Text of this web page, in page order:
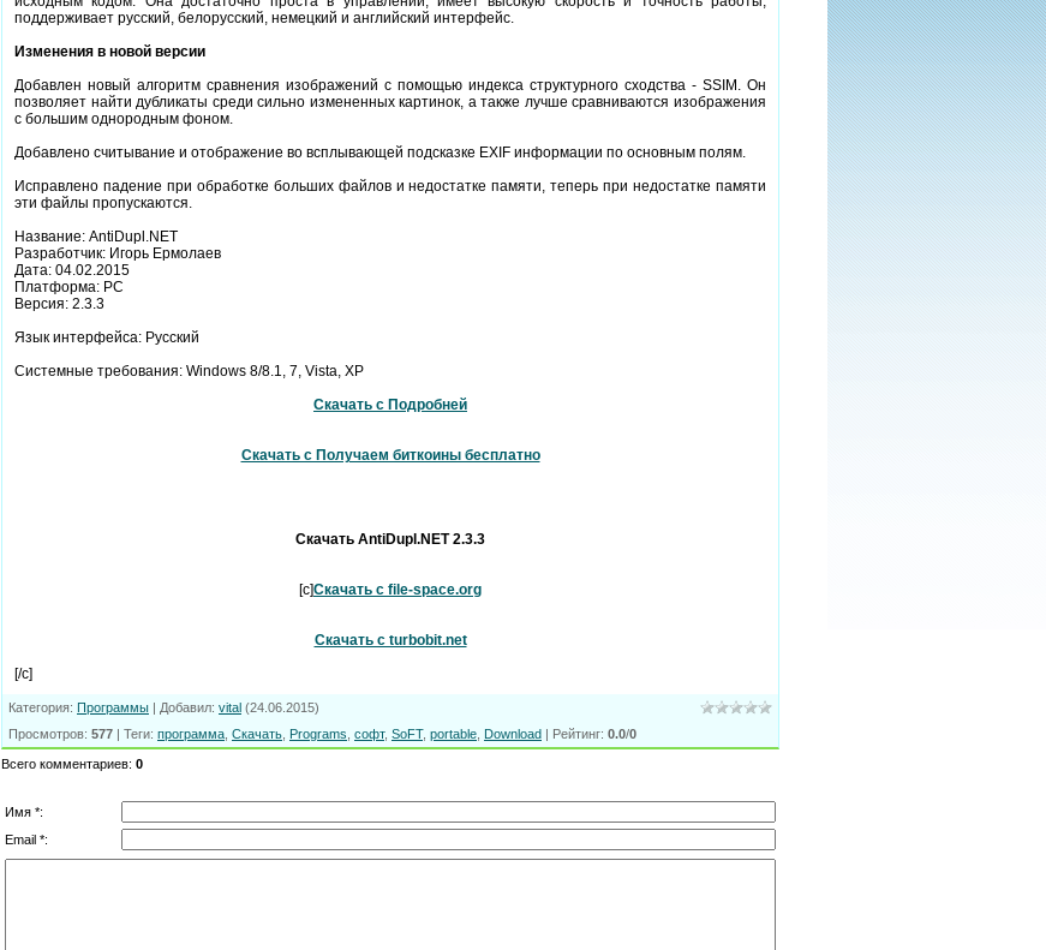
поддерживает русский, белорусский, немецкий и английский интерфейс.
Изменения в новой версии
Добавлен новый алгоритм сравнения изображений с помощью индекса структурного сходства - SSIM. Он
позволяет найти дубликаты среди сильно измененных картинок, а также лучше сравниваются изображения
с большим однородным фоном.
Добавлено считывание и отображение во всплывающей подсказке EXIF информации по основным полям.
Исправлено падение при обработке больших файлов и недостатке памяти, теперь при недостатке памяти
эти файлы пропускаются.
Название: AntiDupl.NET
Разработчик: Игорь Ермолаев
Дата: 04.02.2015
Платформа: PC
Версия: 2.3.3
Язык интерфейса: Русский
Системные требования: Windows 8/8.1, 7, Vista, XP
Скачать с Подробней
Скачать с Получаем биткоины бесплатно
Скачать AntiDupl.NET 2.3.3
[c]Скачать с file-space.org
Скачать с turbobit.net
[/c]
Категория: Программы Добавил: vital (24.06.2015)
Просмотров: 577 Теги: программа Скачать Programs софт, SoFT, portable Download Рейтинг: 0.0/0
Всего комментариев: 0
Имя *:
Email *: